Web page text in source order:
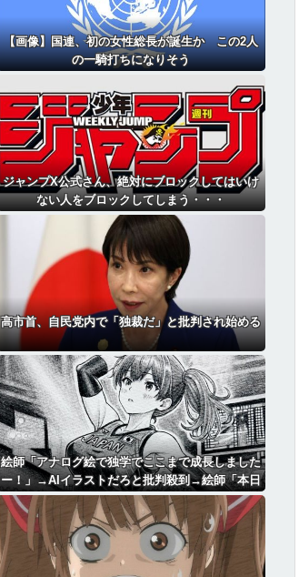
【画像】国連、初の女性総長が誕生か この2人
の一騎打ちになりそう
ジャンプX公式さん、絶対にブロックしてはいけ
ない人をブロックしてしまう・・・
高市首、自民党内で「独裁だ」と批判され始める
絵師「アナログ絵で独学でここまで成長しました
ー！」→AIイラストだろと批判殺到→絵師「本日
をもちまして全てを終えようと思います」→しか
し・・・